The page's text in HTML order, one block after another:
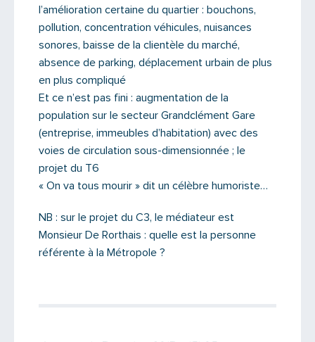
l’amélioration certaine du quartier : bouchons,
pollution, concentration véhicules, nuisances
sonores, baisse de la clientèle du marché,
absence de parking, déplacement urbain de plus
en plus compliqué
Et ce n’est pas fini : augmentation de la
population sur le secteur Grandclément Gare
(entreprise, immeubles d’habitation) avec des
voies de circulation sous-dimensionnée ; le
projet du T6
« On va tous mourir » dit un célèbre humoriste…
NB : sur le projet du C3, le médiateur est
Monsieur De Rorthais : quelle est la personne
référente à la Métropole ?